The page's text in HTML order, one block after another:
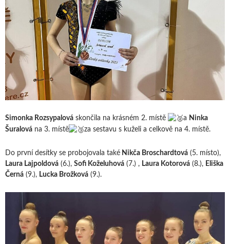
Simonka Rozsypalová skončila na krásném 2. místě a Ninka
Šuralová na 3. místě za sestavu s kuželi a celkově na 4. místě.
Do první desítky se probojovala také Nikča Broschardtová (5. místo),
Laura Lajpoldová (6.), Sofi Koželuhová (7.) , Laura Kotorová (8.), Eliška
Černá (9.), Lucka Brožková (9.).